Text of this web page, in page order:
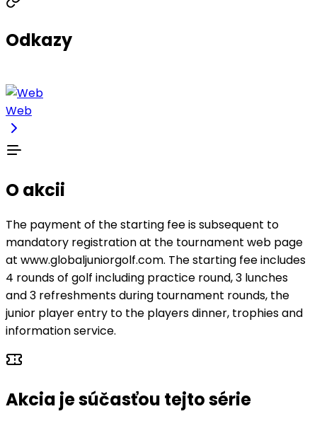
Odkazy
Web
O akcii
The payment of the starting fee is subsequent to
mandatory registration at the tournament web page
at www.globaljuniorgolf.com. The starting fee includes
4 rounds of golf including practice round, 3 lunches
and 3 refreshments during tournament rounds, the
junior player entry to the players dinner, trophies and
information service.
Akcia je súčasťou tejto série